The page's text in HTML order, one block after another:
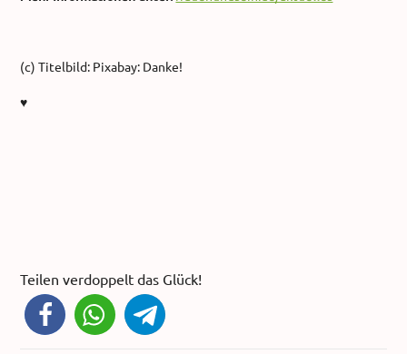
(c) Titelbild: Pixabay: Danke!
♥
Teilen verdoppelt das Glück!